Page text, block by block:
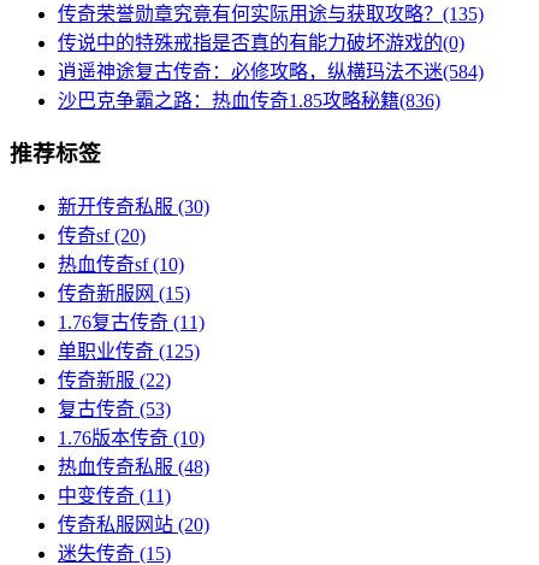
传奇荣誉勋章究竟有何实际用途与获取攻略？(135)
传说中的特殊戒指是否真的有能力破坏游戏的(0)
逍遥神途复古传奇：必修攻略，纵横玛法不迷(584)
沙巴克争霸之路：热血传奇1.85攻略秘籍(836)
推荐标签
新开传奇私服 (30)
传奇sf(20)
热血传奇sf(10)
传奇新服网 (15)
1.76复古传奇 (11)
单职业传奇 (125)
传奇新服 (22)
复古传奇 (53)
1.76版本传奇 (10)
热血传奇私服 (48)
中变传奇 (11)
传奇私服网站 (20)
迷失传奇 (15)